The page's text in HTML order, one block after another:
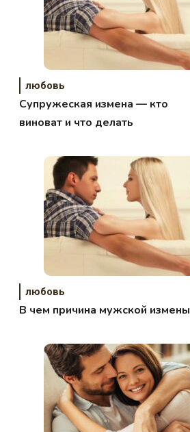
любовь
Супружеская измена — кто
виноват и что делать
любовь
В чем причина мужской измены